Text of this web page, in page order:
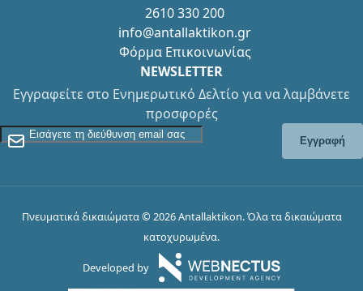
2610 330 200
info@antallaktikon.gr
Φόρμα Επικοινωνίας
NEWSLETTER
Εγγραφείτε στο Ενημερωτικό Δελτίο για να λαμβάνετε
προσφορές
Εγγραφείτε στο Newsletter
Εγγραφή
Πνευματικά δικαιώματα © 2026 Antallaktikon. Όλα τα δικαιώματα
κατοχυρωμένα.
Developed by